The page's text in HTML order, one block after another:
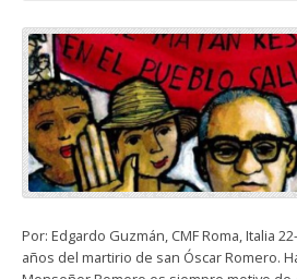
Por: Edgardo Guzmán, CMF Roma, Italia
años del martirio de san Óscar Romero.